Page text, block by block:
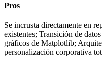
Pros
Se incrusta directamente en
existentes; Transición de
gráficos de Matplotlib;
personalización corporativa